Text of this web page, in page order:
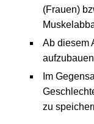
(Frauen)
Ab diesem
Im
zu